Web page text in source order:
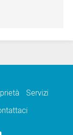
Servizi